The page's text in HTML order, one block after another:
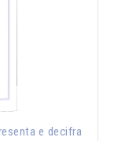
e decifra